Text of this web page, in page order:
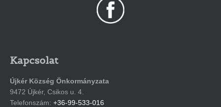
Kapcsolat
Újkér Község Önkormányzata
9472 Újkér, Csikos u. 4.
Telefonszám: +36-99-533-016